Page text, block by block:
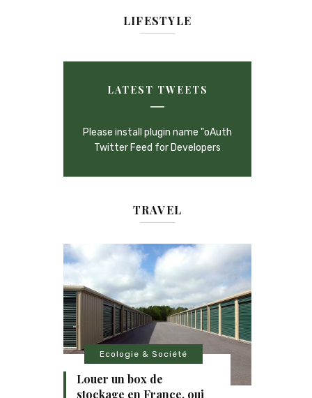
LIFESTYLE
LATEST TWEETS
Please install plugin name "oAuth
Twitter Feed for Developers
TRAVEL
Ecologie & Société
Louer un box de
stockage en France, oui